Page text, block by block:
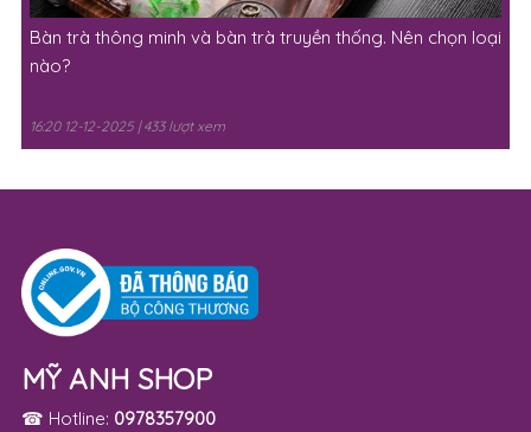
Bàn trà thông minh và bàn trà truyền thống. Nên chọn loại
nào?
16:20 12-12-2025 | 433 lượt xem
MỸ ANH SHOP
☎ Hotline: 0978357900